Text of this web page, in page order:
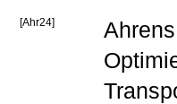
[Ahr24]